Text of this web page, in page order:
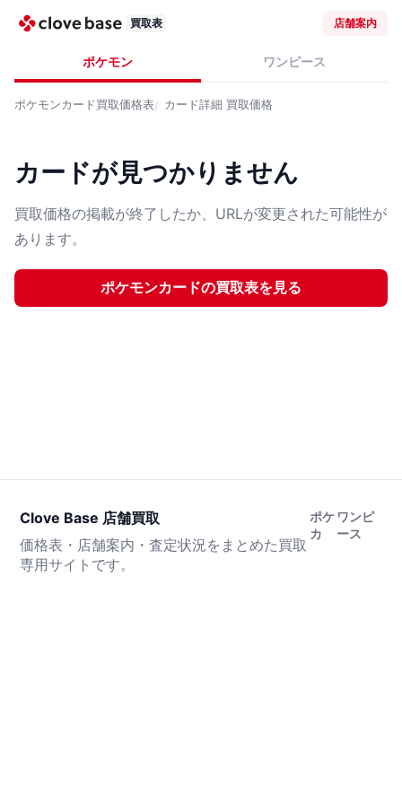
買取表 店舗案内
ポケモン ワンピース
ポケモンカード買取価格表 カード詳細 買取価格
カードが見つかりません
買取価格の掲載が終了したか、URLが変更された可能性が
あります。
ポケモンカードの買取表を見る
Clove Base 店舗買取
価格表・店舗案内・査定状況をまとめた買取
専用サイトです。
ポケ
カ
ワンピ
ース